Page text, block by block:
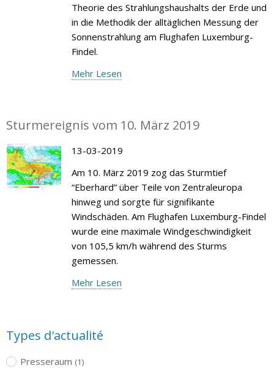
Theorie des Strahlungshaushalts der Erde und
in die Methodik der alltäglichen Messung der
Sonnenstrahlung am Flughafen Luxemburg-
Findel.
Mehr Lesen
Sturmereignis vom 10. März 2019
13-03-2019
Am 10. März 2019 zog das Sturmtief
“Eberhard” über Teile von Zentraleuropa
hinweg und sorgte für signifikante
Windschäden. Am Flughafen Luxemburg-Findel
wurde eine maximale Windgeschwindigkeit
von 105,5 km/h während des Sturms
gemessen.
Mehr Lesen
Types d'actualité
Presseraum (1)